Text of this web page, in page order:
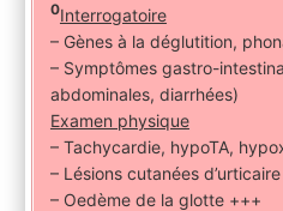
0Interrogatoire
– Gènes à la déglutition,
– Symptômes gastro-
abdominales, diarrhées)
Examen physique
– Tachycardie, hypoTA,
– Lésions cutanées
– Oedème de la glotte +++